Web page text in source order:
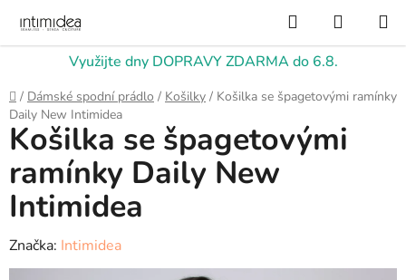
obsah
Využijte dny DOPRAVY ZDARMA do 6.8.
Hledat
KOŠÍK
Domů
/ Dámské spodní prádlo / Košilky / Košilka se špagetovými ramínky
Daily New Intimidea
Košilka se špagetovými
ramínky Daily New
Intimidea
Značka: Intimidea